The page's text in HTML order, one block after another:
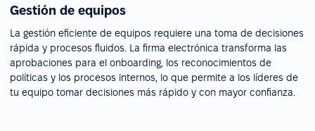
Gestión de equipos
La gestión eficiente de equipos requiere una toma de decisiones
rápida y procesos fluidos. La firma electrónica transforma las
aprobaciones para el onboarding, los reconocimientos de
políticas y los procesos internos, lo que permite a los líderes de
tu equipo tomar decisiones más rápido y con mayor confianza.